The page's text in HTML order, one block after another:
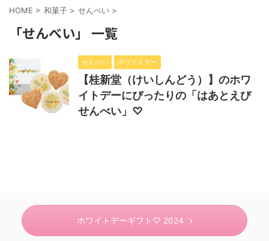
HOME > 和菓子 > せんべい >
「せんべい」 一覧
せんべい ホワイトデー
【桂新堂（けいしんどう）】のホワ
イトデーにぴったりの「はあとえび
せんべい」♡
ホワイトデーギフト♡ 2024